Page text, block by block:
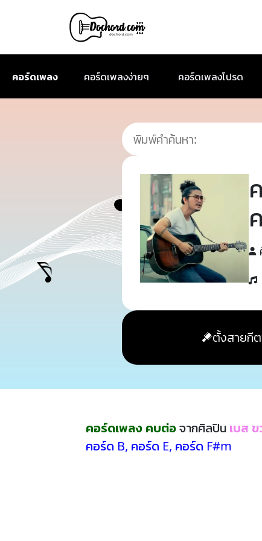
คอร์ดเพลง คอร์ดเพลงง่ายๆ คอร์ดเพลงโปรด
ตั้งสายกี
คอร์ดเพลง คบต่อจากศิลปิน เบส
คอร์ด B, คอร์ด E, คอร์ด F#m